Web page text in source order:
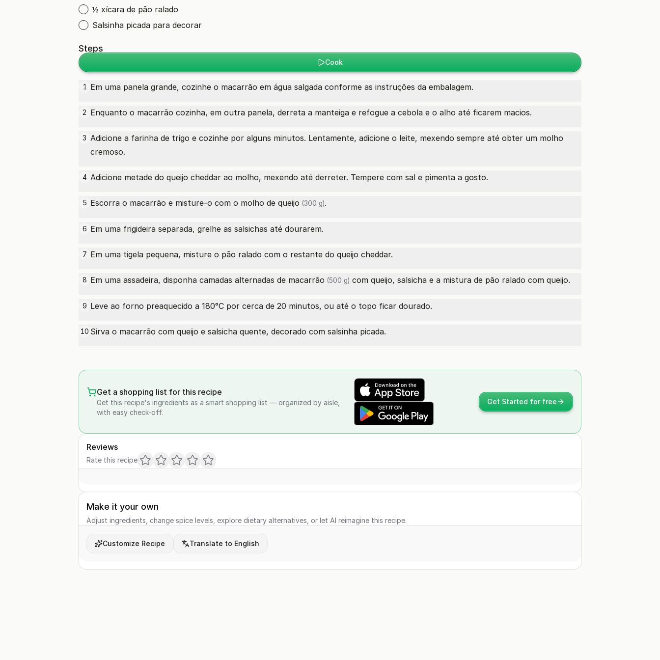
½ xícara de pão ralado
Salsinha picada para decorar
Steps
Cook
1 Em uma panela grande, cozinhe o macarrão em água salgada conforme as instruções da embalagem.
2 Enquanto o macarrão cozinha, em outra panela, derreta a manteiga e refogue a cebola e o alho até ficarem macios.
3 Adicione a farinha de trigo e cozinhe por alguns minutos. Lentamente, adicione o leite, mexendo sempre até obter um molho
cremoso.
4 Adicione metade do queijo cheddar ao molho, mexendo até derreter. Tempere com sal e pimenta a gosto.
5 Escorra o macarrão e misture-o com o molho de queijo (300 g).
6 Em uma frigideira separada, grelhe as salsichas até dourarem.
7 Em uma tigela pequena, misture o pão ralado com o restante do queijo cheddar.
8 Em uma assadeira, disponha camadas alternadas de macarrão (500 g) com queijo, salsicha e a mistura de pão ralado com queijo.
9 Leve ao forno preaquecido a 180°C por cerca de 20 minutos, ou até o topo ficar dourado.
10 Sirva o macarrão com queijo e salsicha quente, decorado com salsinha picada.
Get a shopping list for this recipe
Get this recipe's ingredients as a smart shopping list — organized by aisle,
with easy check-off.
Get Started for free
Reviews
Rate this recipe
Make it your own
Adjust ingredients, change spice levels, explore dietary alternatives, or let AI reimagine this recipe.
Customize Recipe Translate to English